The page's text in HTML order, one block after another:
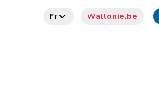
Fr Wallonie.be